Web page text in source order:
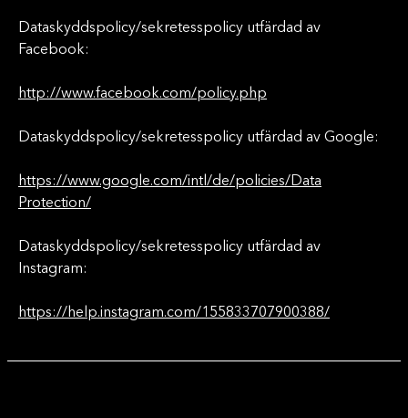
Dataskyddspolicy/sekretesspolicy utfärdad av
Facebook:
http://www.facebook.com/policy.php
Dataskyddspolicy/sekretesspolicy utfärdad av Google:
https://www.google.com/intl/de/policies/Data
Protection/
Dataskyddspolicy/sekretesspolicy utfärdad av
Instagram:
https://help.instagram.com/155833707900388/